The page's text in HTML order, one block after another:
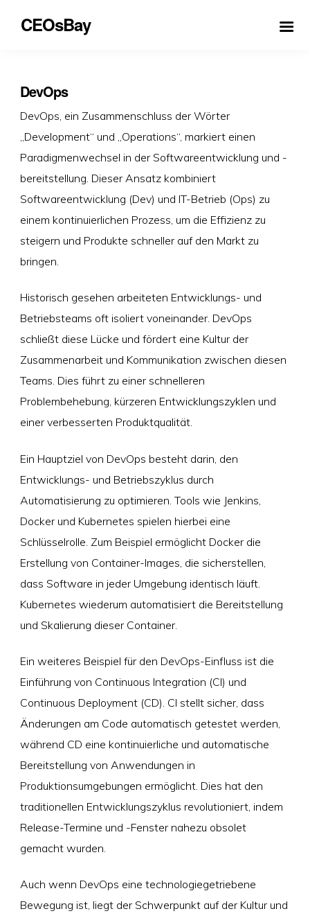
CEOsBay
DevOps
DevOps, ein Zusammenschluss der Wörter
„Development“ und „Operations“, markiert einen
Paradigmenwechsel in der Softwareentwicklung und -
bereitstellung. Dieser Ansatz kombiniert
Softwareentwicklung (Dev) und IT-Betrieb (Ops) zu
einem kontinuierlichen Prozess, um die Effizienz zu
steigern und Produkte schneller auf den Markt zu
bringen.
Historisch gesehen arbeiteten Entwicklungs- und
Betriebsteams oft isoliert voneinander. DevOps
schließt diese Lücke und fördert eine Kultur der
Zusammenarbeit und Kommunikation zwischen diesen
Teams. Dies führt zu einer schnelleren
Problembehebung, kürzeren Entwicklungszyklen und
einer verbesserten Produktqualität.
Ein Hauptziel von DevOps besteht darin, den
Entwicklungs- und Betriebszyklus durch
Automatisierung zu optimieren. Tools wie Jenkins,
Docker und Kubernetes spielen hierbei eine
Schlüsselrolle. Zum Beispiel ermöglicht Docker die
Erstellung von Container-Images, die sicherstellen,
dass Software in jeder Umgebung identisch läuft.
Kubernetes wiederum automatisiert die Bereitstellung
und Skalierung dieser Container.
Ein weiteres Beispiel für den DevOps-Einfluss ist die
Einführung von Continuous Integration (CI) und
Continuous Deployment (CD). CI stellt sicher, dass
Änderungen am Code automatisch getestet werden,
während CD eine kontinuierliche und automatische
Bereitstellung von Anwendungen in
Produktionsumgebungen ermöglicht. Dies hat den
traditionellen Entwicklungszyklus revolutioniert, indem
Release-Termine und -Fenster nahezu obsolet
gemacht wurden.
Auch wenn DevOps eine technologiegetriebene
Bewegung ist, liegt der Schwerpunkt auf der Kultur und